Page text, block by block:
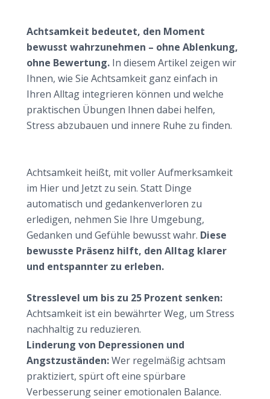
Achtsamkeit bedeutet, den Moment
bewusst wahrzunehmen – ohne Ablenkung,
ohne Bewertung. In diesem Artikel zeigen wir
Ihnen, wie Sie Achtsamkeit ganz einfach in
Ihren Alltag integrieren können und welche
praktischen Übungen Ihnen dabei helfen,
Stress abzubauen und innere Ruhe zu finden.
Achtsamkeit heißt, mit voller Aufmerksamkeit
im Hier und Jetzt zu sein. Statt Dinge
automatisch und gedankenverloren zu
erledigen, nehmen Sie Ihre Umgebung,
Gedanken und Gefühle bewusst wahr. Diese
bewusste Präsenz hilft, den Alltag klarer
und entspannter zu erleben.
Stresslevel um bis zu 25 Prozent senken:
Achtsamkeit ist ein bewährter Weg, um Stress
nachhaltig zu reduzieren.
Linderung von Depressionen und
Angstzuständen:Wer regelmäßig achtsam
praktiziert, spürt oft eine spürbare
Verbesserung seiner emotionalen Balance.